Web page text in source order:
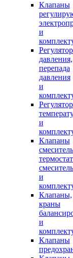
Клапаны
и
давления,
перепада
давления
и
и
Клапаны
и
Клапаны,
краны
и
Клапаны